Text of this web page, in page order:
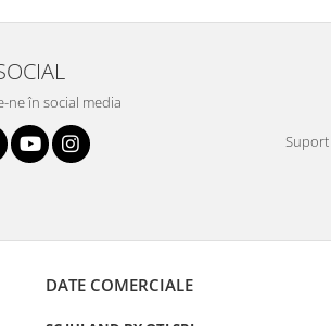
ne în social media
Suport
DATE COMERCIALE